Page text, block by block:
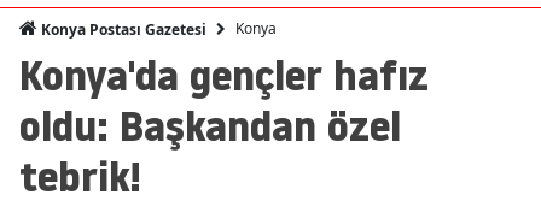
Amasya
Ankara
Konya Postası Gazetesi Konya
Konya'da gençler hafız
oldu: Başkandan özel
tebrik!